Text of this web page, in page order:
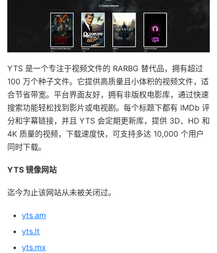
YTS 是一个专注于视频文件的 RARBG 替代品，拥有超过
100 万个种子文件。它提供高质量且小体积的视频文件，适
合节省带宽。平台界面友好，拥有非版权电影库，通过快速
搜索功能轻松找到影片或电视剧。每个标题下都有 IMDb 评
分和字幕链接，并且 YTS 会定期更新库，提供 3D、HD 和
4K 质量的视频，下载速度快，可支持多达 10,000 个用户
同时下载。
YTS 镜像网站
迄今为止该网站从未被关闭过。
yts.am
yts.lt
yts.mx